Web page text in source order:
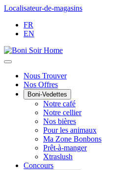
Passer
contenu
Localisateur-de-magasins
FR
EN
Main
Menu
Nous Trouver
Nos Offres
Boni-Vedettes
Notre café
Notre cellier
Nos bières
Pour les animaux
Ma Zone Bonbons
Prêt-à-manger
Xtraslush
Concours